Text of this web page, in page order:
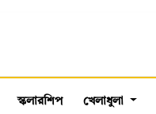
স্কলারশিপ খেলাধুলা